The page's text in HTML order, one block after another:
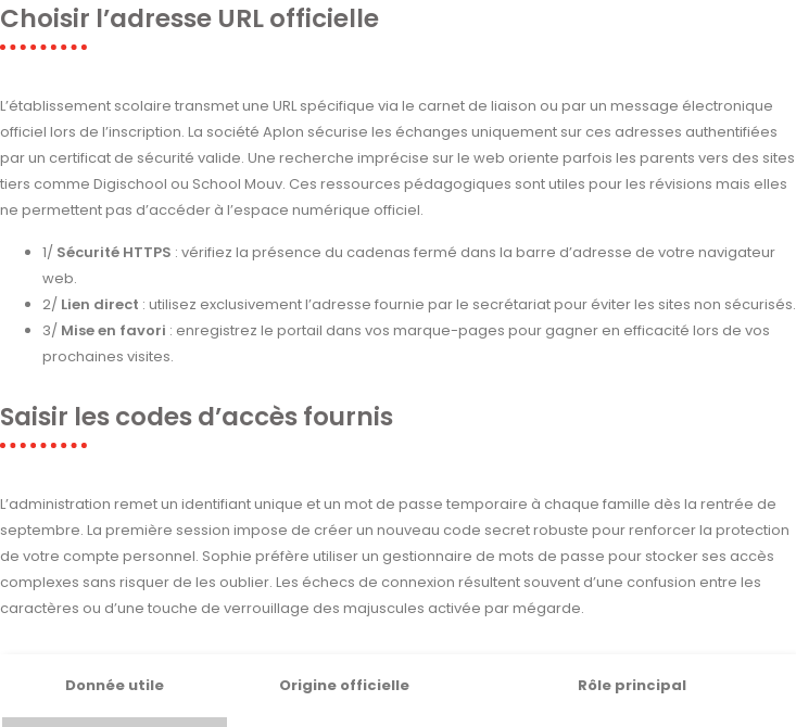
Choisir l’adresse URL officielle
L’établissement scolaire transmet une URL spécifique via le carnet de liaison ou par un message électronique
officiel lors de l’inscription. La société Aplon sécurise les échanges uniquement sur ces adresses authentifiées
par un certificat de sécurité valide. Une recherche imprécise sur le web oriente parfois les parents vers des sites
tiers comme Digischool ou School Mouv. Ces ressources pédagogiques sont utiles pour les révisions mais elles
ne permettent pas d’accéder à l’espace numérique officiel.
1/ Sécurité HTTPS : vérifiez la présence du cadenas fermé dans la barre d’adresse de votre navigateur
web.
2/ Lien direct : utilisez exclusivement l’adresse fournie par le secrétariat pour éviter les sites non sécurisés.
3/ Mise en favori : enregistrez le portail dans vos marque-pages pour gagner en efficacité lors de vos
prochaines visites.
Saisir les codes d’accès fournis
L’administration remet un identifiant unique et un mot de passe temporaire à chaque famille dès la rentrée de
septembre. La première session impose de créer un nouveau code secret robuste pour renforcer la protection
de votre compte personnel. Sophie préfère utiliser un gestionnaire de mots de passe pour stocker ses accès
complexes sans risquer de les oublier. Les échecs de connexion résultent souvent d’une confusion entre les
caractères ou d’une touche de verrouillage des majuscules activée par mégarde.
Donnée utile Origine officielle Rôle principal